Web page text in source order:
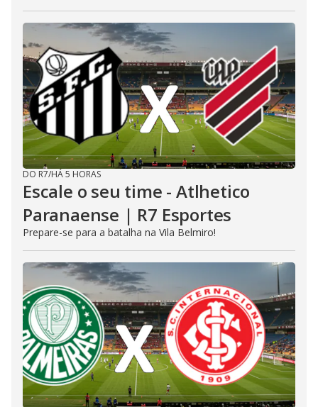
DO R7/HÁ 5 HORAS
Escale o seu time - Atlhetico
Paranaense | R7 Esportes
Prepare-se para a batalha na Vila Belmiro!